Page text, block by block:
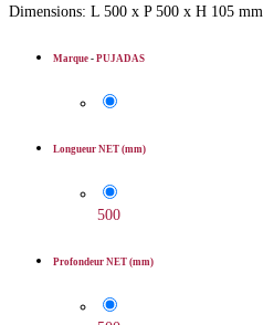
Dimensions: L 500 x P 500 x H 105 mm
Marque - PUJADAS
Longueur NET (mm)
500
Profondeur NET (mm)